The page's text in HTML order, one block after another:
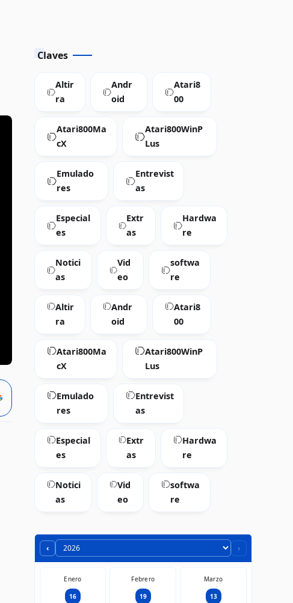
Claves
Altir
ra
Andr
oid
Atari8
00
Atari800Ma
cX
Atari800WinP
Lus
Emulado
res
Entrevist
as
Especial
es
Extr
as
Hardwa
re
Notici
as
Vid
eo
softwa
re
Altir
ra
Andr
oid
Atari8
00
Atari800Ma
cX
Atari800WinP
Lus
Emulado
res
Entrevist
as
Especial
es
Extr
as
Hardwa
re
Notici
as
Vid
eo
softwa
re
‹ ›
Enero
16
Febrero
19
Marzo
13